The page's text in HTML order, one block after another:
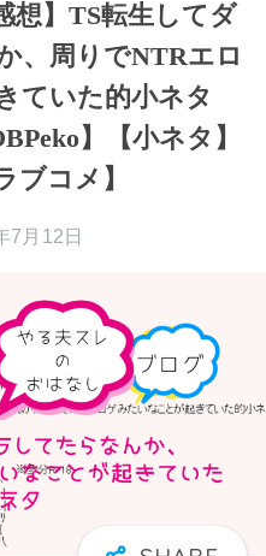
想】TS転生してダ
、周りでNTRエロ
ていた的小ネタ
】【小ネタ】
ブコメ】
7月12日